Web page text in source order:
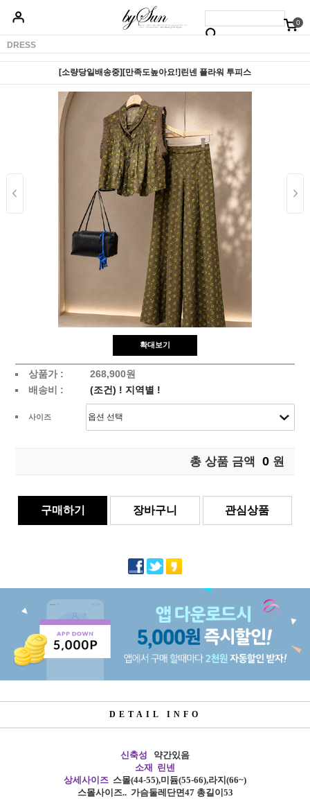
0
베스트50
DRESS
[소량당일배송중][만족도높아요!]린넨 플라워 투피스
확대보기
상품가 :
268,900원
배송비 :
(조건) ! 지역별 !
사이즈
총 상품 금액 0 원
구매하기 장바구니 관심상품
DETAIL INFO
신축성
약간있음
소재 린넨
상세사이즈 스몰(44-55),미듐(55-66),라지 (66~)
스몰사이즈.. 가슴둘레단면47 총길이53